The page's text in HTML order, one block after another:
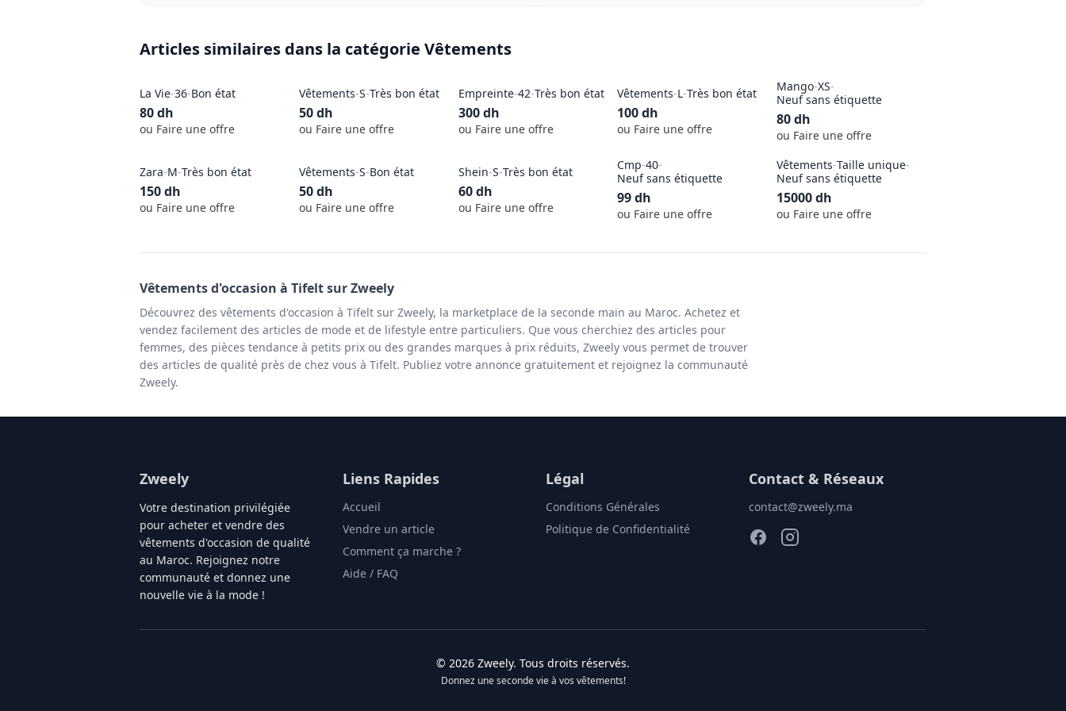
Articles similaires dans la catégorie Vêtements
La Vie-36-Bon état
80dh
ou Faire une offre
Vêtements-S-Très bon état
50dh
ou Faire une offre
Empreinte-42-Très bon état
300dh
ou Faire une offre
Vêtements-L-Très bon état
100dh
ou Faire une offre
Mango-XS-
Neuf sans étiquette
80dh
ou Faire une offre
Zara-M-Très bon état
150dh
ou Faire une offre
Vêtements-S-Bon état
50dh
ou Faire une offre
Shein-S-Très bon état
60dh
ou Faire une offre
Cmp-40-
Neuf sans étiquette
99dh
ou Faire une offre
Vêtements-Taille unique-
Neuf sans étiquette
15000dh
ou Faire une offre
Vêtementsd'occasion à Tifeltsur Zweely
Découvrez des vêtements d'occasion à Tifelt sur Zweely, la marketplace de la seconde main au Maroc. Achetez et
vendez facilement des articles de mode et de lifestyle entre particuliers. Que vous cherchiez des articles pour
femmes, des pièces tendance à petits prix ou des grandes marques à prix réduits, Zweely vous permet de trouver
des articles de qualité près de chez vous à Tifelt. Publiez votre annonce gratuitement et rejoignez la communauté
Zweely.
Zweely
Votre destination privilégiée
pour acheter et vendre des
vêtements d'occasion de qualité
au Maroc. Rejoignez notre
communauté et donnez une
nouvelle vie à la mode !
Liens Rapides
Accueil
Vendre un article
Comment ça marche ?
Aide / FAQ
Légal
Conditions Générales
Politique de Confidentialité
Contact & Réseaux
contact@zweely.ma
© 2026 Zweely. Tous droits réservés.
Donnez une seconde vie à vos vêtements!